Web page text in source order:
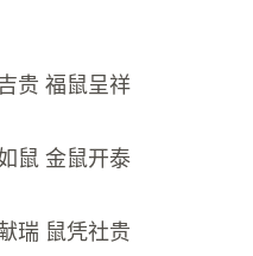
贵 福鼠呈祥
鼠 金鼠开泰
瑞 鼠凭社贵